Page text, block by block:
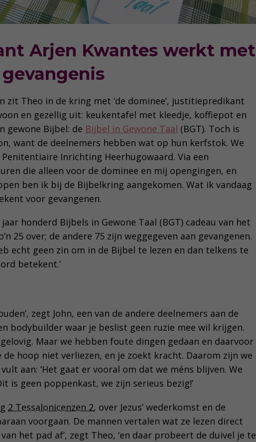
Arjen Kwantes werkt met
zit Theo in de kring met ‘de dominee’, justitiepredikant
en gezellig uit: keukentafel met kleedje, koffiepot en
gewone Bijbel: de Bijbel in Gewone Taal (BGT). Toch is
want de deelnemers hebben wat op hun kerfstok. We
Inrichting Heerhugowaard. Via een
die alleen voor de dominee en mij opengingen, en
ben ik bij de Bijbelkring aangekomen. Wat ik vandaag
voor gevangenen.
honderd Bijbels in Gewone Taal (BGT) cadeau van het
25 over; de andere 75 zijn weggegeven aan gevangenen.
echt geen zin om in de Bijbel te lezen en dan telkens te
betekent.’
zegt John, een van de andere deelnemers aan de
bodybuilder waar je beslist geen ruzie mee wil krijgen.
Maar we hebben foute dingen gedaan en daarvoor
hoop niet verliezen, en je zoekt kracht. Daarom zijn we
aan: ‘Het gaat er vooral om dat we méns blijven. We
is geen poppenkast, we zijn serieus bezig!’
2 Tessalonicenzen 2, over Jezus’ wederkomst en de
voorgaan. De mannen vertalen wat ze lezen direct
het pad af’, zegt Theo, ‘en daar probeert de duivel je te